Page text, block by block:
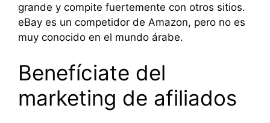
grande y compite fuertemente con otros sitios.
eBay es un competidor de Amazon, pero no es
muy conocido en el mundo árabe.
Benefíciate del
marketing de afiliados